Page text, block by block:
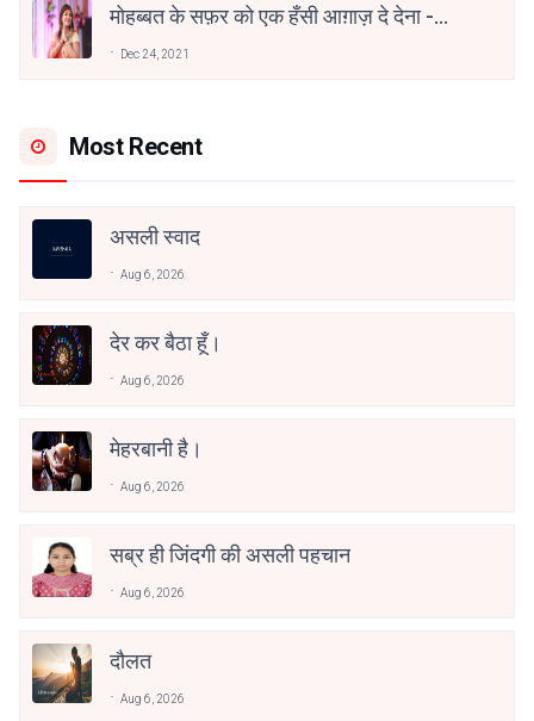
मोहब्बत के सफ़र को एक हँसी आग़ाज़ दे देना -
Dec 24, 2021
Most Recent
असली स्वाद
Aug 6, 2026
देर कर बैठा हूँ।
Aug 6, 2026
मेहरबानी है।
Aug 6, 2026
सब्र ही जिंदगी की असली पहचान
Aug 6, 2026
दौलत
Aug 6, 2026